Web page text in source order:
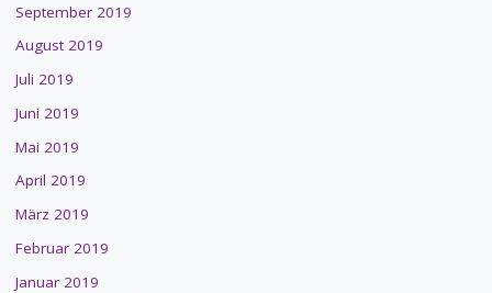
September 2019
August 2019
Juli 2019
Juni 2019
Mai 2019
April 2019
März 2019
Februar 2019
Januar 2019